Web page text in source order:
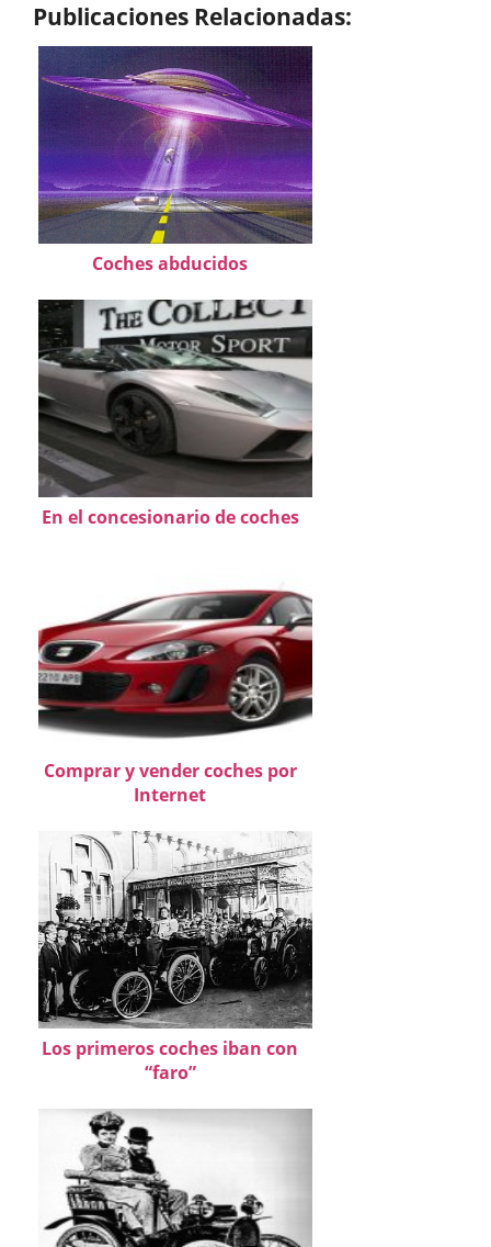
Publicaciones Relacionadas:
Coches abducidos
En el concesionario de coches
Comprar y vender coches por
Internet
Los primeros coches iban con
“faro”